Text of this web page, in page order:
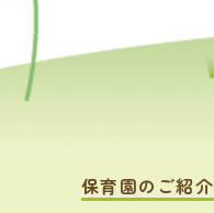
保育園のご紹介